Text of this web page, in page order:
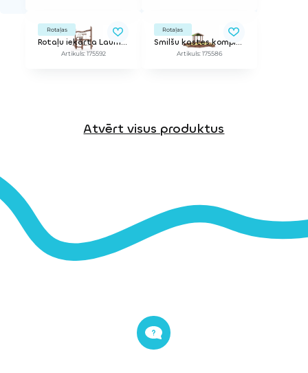
Rotaļas
Rotaļu iekārta Laumiņas ūdenskritums
Artikuls: 175592
Rotaļas
Smilšu kastes komplekss Atakamas tuksneša atpūta
Artikuls: 175586
Atvērt visus produktus